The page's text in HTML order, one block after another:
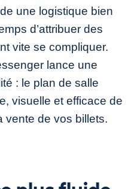
une logistique bien
d’attribuer des
vite se compliquer.
lance une
: le plan de salle
visuelle et efficace de
vente de vos billets.